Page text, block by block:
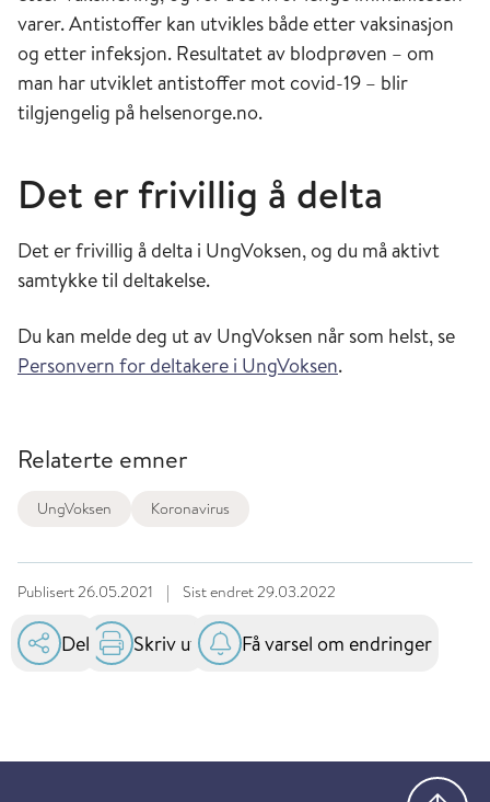
varer. Antistoffer kan utvikles både etter vaksinasjon
og etter infeksjon. Resultatet av blodprøven – om
man har utviklet antistoffer mot covid-19 – blir
tilgjengelig på helsenorge.no.
Det er frivillig å delta
Det er frivillig å delta i UngVoksen, og du må aktivt
samtykke til deltakelse.
Du kan melde deg ut av UngVoksen når som helst, se
Personvern for deltakere i UngVoksen.
Relaterte emner
UngVoksen Koronavirus
Publisert26.05.2021 | Sist endret29.03.2022
Del Skriv ut Få varsel om endringer